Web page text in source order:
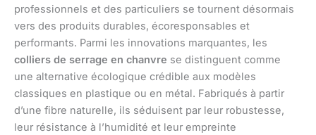
professionnels et des particuliers se tournent désormais
vers des produits durables, écoresponsables et
performants. Parmi les innovations marquantes, les
colliers de serrage en chanvre se distinguent comme
une alternative écologique crédible aux modèles
classiques en plastique ou en métal. Fabriqués à partir
d’une fibre naturelle, ils séduisent par leur robustesse,
leur résistance à l’humidité et leur empreinte